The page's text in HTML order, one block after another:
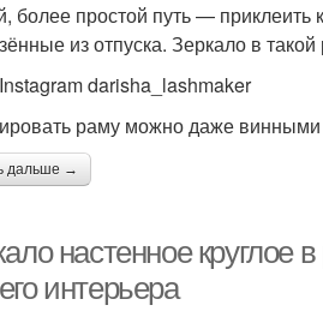
более простой путь —
из отпуска. Зеркало в
darisha_lashmaker
раму можно даже
дальше →
настенное круглое
интерьера